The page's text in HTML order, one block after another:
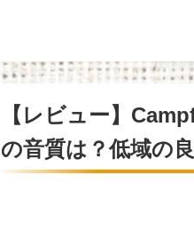
【レビュー】
の音質は？低域の